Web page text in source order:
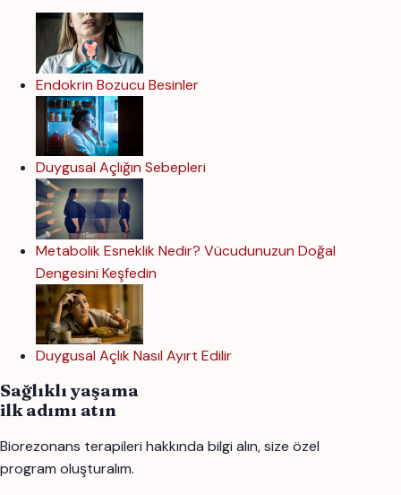
Endokrin Bozucu Besinler
Duygusal Açlığın Sebepleri
Metabolik Esneklik Nedir? Vücudunuzun Doğal
Dengesini Keşfedin
Duygusal Açlık Nasıl Ayırt Edilir
Sağlıklı yaşama
ilk adımı atın
Biorezonans terapileri hakkında bilgi alın, size özel
program oluşturalım.